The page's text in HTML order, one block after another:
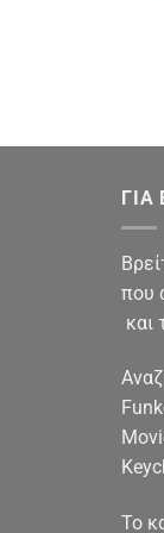
που
και
To